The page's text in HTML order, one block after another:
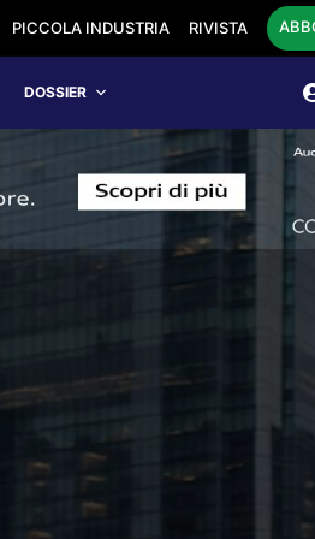
PICCOLA INDUSTRIA RIVISTA
DOSSIER